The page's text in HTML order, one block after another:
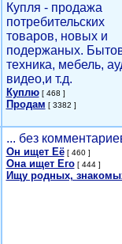
Купля - продажа
потребительских
товаров, новых и
подержаных.
техника, мебель,
видео,и т.д.
Куплю[ 468 ]
Продам [ 3382 ]
... без
Он ищет Её[ 460 ]
Она ищет Его[ 444 ]
Ищу родных,